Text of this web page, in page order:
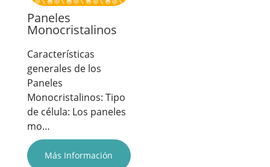
Paneles
Monocristalinos
Características
generales de los
Paneles
Monocristalinos: Tipo
de célula: Los paneles
mo…
Más Información